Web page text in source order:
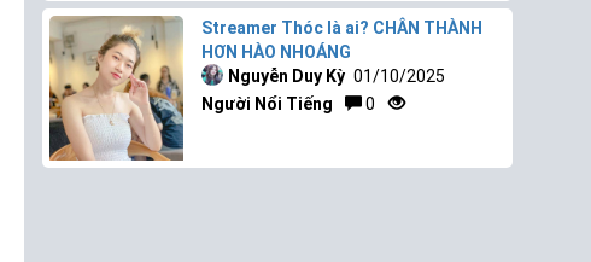
Streamer Thóc là ai? CHÂN THÀNH
HƠN HÀO NHOÁNG
Nguyễn Duy Kỳ 01/10/2025
Người Nổi Tiếng
0